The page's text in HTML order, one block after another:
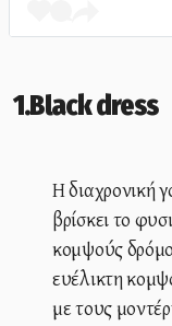
1.Black dress
Η διαχρονική
βρίσκει το
κομψούς
ευέλικτη
με τους